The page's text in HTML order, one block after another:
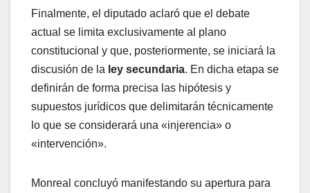
Finalmente, el diputado aclaró que el debate
actual se limita exclusivamente al plano
constitucional y que, posteriormente, se iniciará la
discusión de la ley secundaria. En dicha etapa se
definirán de forma precisa las hipótesis y
supuestos jurídicos que delimitarán técnicamente
lo que se considerará una «injerencia» o
«intervención».
Monreal concluyó manifestando su apertura para